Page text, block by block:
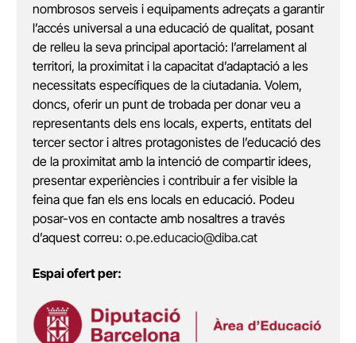
nombrosos serveis i equipaments adreçats a garantir
l’accés universal a una educació de qualitat, posant
de relleu la seva principal aportació: l’arrelament al
territori, la proximitat i la capacitat d’adaptació a les
necessitats específiques de la ciutadania. Volem,
doncs, oferir un punt de trobada per donar veu a
representants dels ens locals, experts, entitats del
tercer sector i altres protagonistes de l’educació des
de la proximitat amb la intenció de compartir idees,
presentar experiències i contribuir a fer visible la
feina que fan els ens locals en educació. Podeu
posar-vos en contacte amb nosaltres a través
d’aquest correu: o.pe.educacio@diba.cat
Espai ofert per: